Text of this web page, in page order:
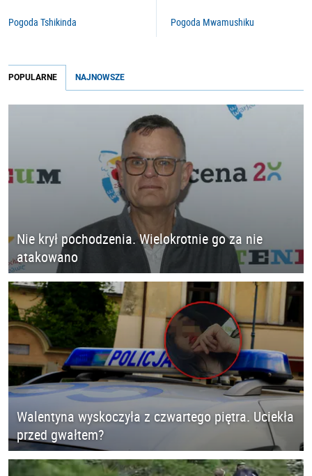
Pogoda Tshikinda Pogoda Mwamushiku
POPULARNE NAJNOWSZE
Nie krył pochodzenia. Wielokrotnie go za nie
atakowano
Walentyna wyskoczyła z czwartego piętra. Uciekła
przed gwałtem?